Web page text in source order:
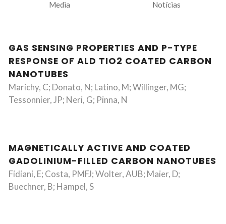
Media Notícias
GAS SENSING PROPERTIES AND P-TYPE
RESPONSE OF ALD TIO2 COATED CARBON
NANOTUBES
Marichy, C; Donato, N; Latino, M; Willinger, MG;
Tessonnier, JP; Neri, G; Pinna, N
MAGNETICALLY ACTIVE AND COATED
GADOLINIUM-FILLED CARBON NANOTUBES
Fidiani, E; Costa, PMFJ; Wolter, AUB; Maier, D;
Buechner, B; Hampel, S